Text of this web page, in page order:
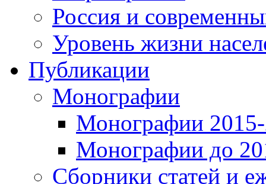
Россия и
Уровень жизни
Публикации
Монографии
Монографии 2015-
Монографии до
Сборники статей и